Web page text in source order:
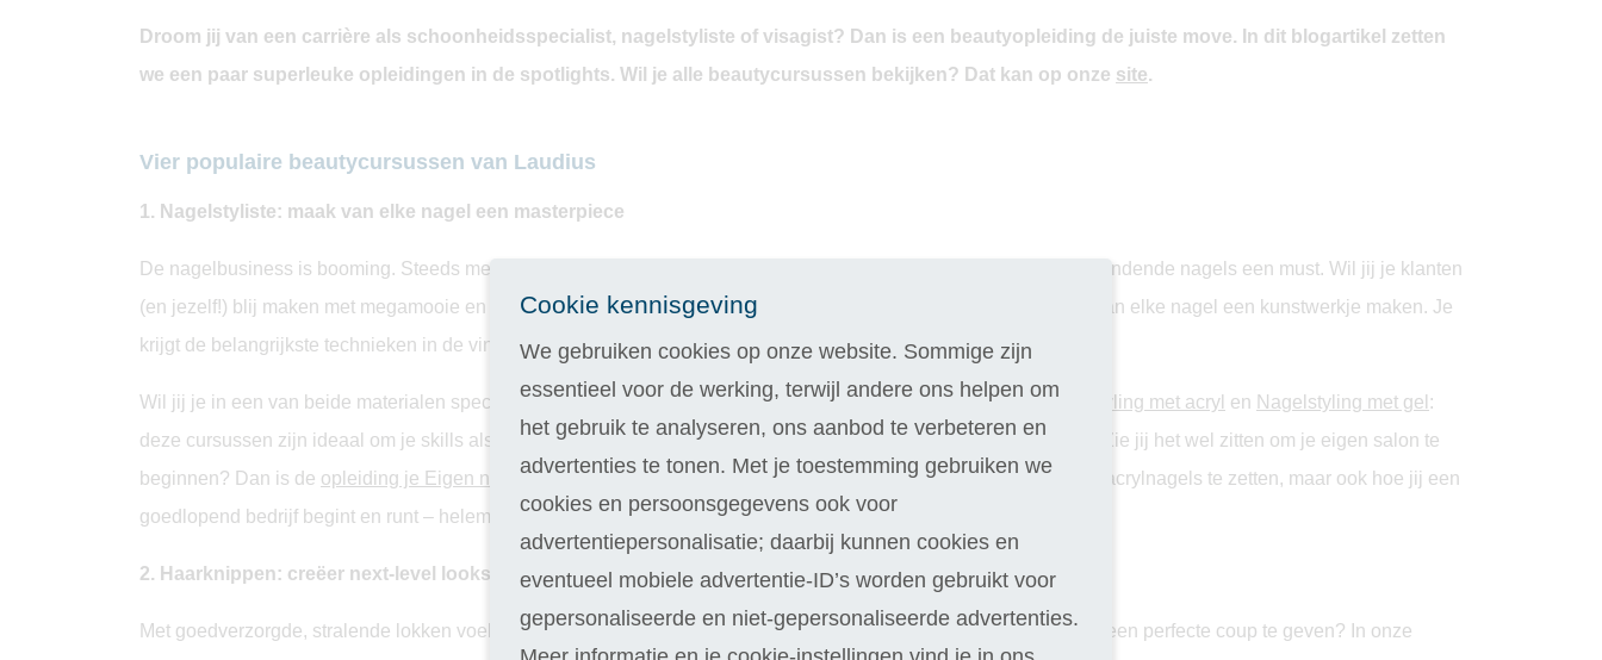
Droom jij van een carrière als schoonheidsspecialist, nagelstyliste of visagist? Dan is een beautyopleiding de juiste move. In dit blogartikel zetten
we een paar superleuke opleidingen in de spotlights. Wil je alle beautycursussen bekijken? Dat kan op onze site.
Vier populaire beautycursussen van Laudius
1. Nagelstyliste: maak van elke nagel een masterpiece
De nagelbusiness is booming. Steeds meer mensen willen er van top tot teen verzorgd uitzien en dan zijn oogverblindende nagels een must. Wil jij je klanten
(en jezelf!) blij maken met megamooie en creatieve nagels? Met de praktijkgerichte
kan jij van elke nagel een kunstwerkje maken. Je
krijgt de belangrijkste technieken in de vingers en gaat natuurlijk lekker veel oefenen, zowel met gel als acryl.
Wil jij je in een van beide materialen specialiseren? Neem dan eens een kijkje bij onze beautyopleidingenNagelstyling met acryl en Nagelstyling met gel :
deze cursussen zijn ideaal om je skills als nagelstyliste te verbeteren, bijvoorbeeld als je in een salon wilt werken. Zie jij het wel zitten om je eigen salon te
beginnen? Dan is de opleiding je Eigen nagelstudio starten de kickstart die je zoekt. Je leert niet alleen om gel- en acrylnagels te zetten, maar ook hoe jij een
goedlopend bedrijf begint en runt – helemaal op jouw manier.
2. Haarknippen: creëer next-level looks
Met goedverzorgde, stralende lokken voelen mensen zich mooi en zelfverzekerd – dus hoe leuk is het om anderen een perfecte coup te geven? In onze
Cookie kennisgeving
We gebruiken cookies op onze website. Sommige zijn
essentieel voor de werking, terwijl andere ons helpen om
het gebruik te analyseren, ons aanbod te verbeteren en
advertenties te tonen. Met je toestemming gebruiken we
cookies en persoonsgegevens ook voor
advertentiepersonalisatie; daarbij kunnen cookies en
eventueel mobiele advertentie-ID’s worden gebruikt voor
gepersonaliseerde en niet-gepersonaliseerde advertenties.